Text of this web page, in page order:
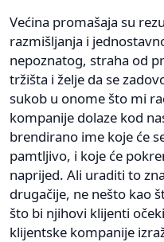
Većina promašaja su
razmišljanja i
nepoznatog, straha od
tržišta i želje da se
sukob u onome što mi
kompanije dolaze kod
brendirano ime koje će
pamtljivo, i koje će
naprijed. Ali uraditi to
drugačije, ne nešto kao
što bi njihovi klijenti
klijentske kompanije